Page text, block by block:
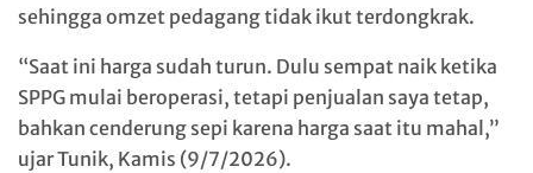
sehingga omzet pedagang tidak ikut terdongkrak.
“Saat ini harga sudah turun. Dulu sempat naik ketika
SPPG mulai beroperasi, tetapi penjualan saya tetap,
bahkan cenderung sepi karena harga saat itu mahal,”
ujar Tunik, Kamis (9/7/2026).